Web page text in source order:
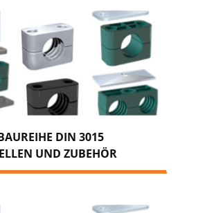
DIN 3015
UND ZUBEHÖR